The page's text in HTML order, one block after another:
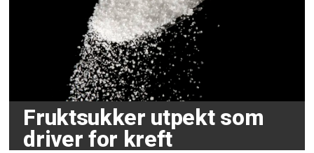
Fruktsukker utpekt som
driver for kreft